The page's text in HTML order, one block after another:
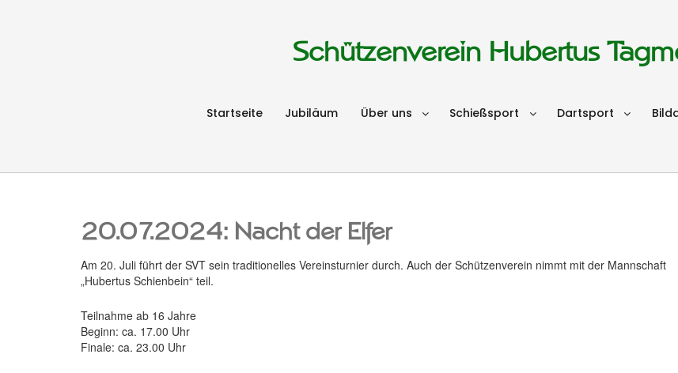
Schützenverein Hubertus
Startseite Jubiläum Über uns Schießsport Dartsport
20.07.2024: Nacht der Elfer
Am 20. Juli führt der SVT sein traditionelles Vereinsturnier durch. Auch der Schützenverein nimmt mit der Mannschaft
„Hubertus Schienbein“ teil.
Teilnahme ab 16 Jahre
Beginn: ca. 17.00 Uhr
Finale: ca. 23.00 Uhr